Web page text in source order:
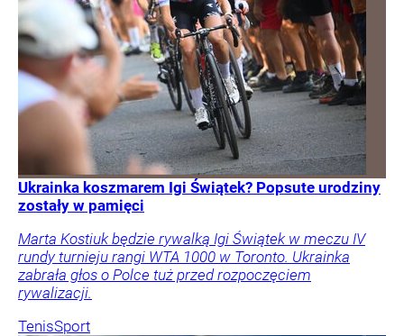
Ukrainka koszmarem Igi Świątek? Popsute urodziny
zostały w pamięci
Marta Kostiuk będzie rywalką Igi Świątek w meczu IV
rundy turnieju rangi WTA 1000 w Toronto. Ukrainka
zabrała głos o Polce tuż przed rozpoczęciem
rywalizacji.
TenisSport